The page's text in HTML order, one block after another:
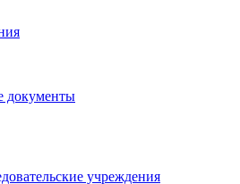
документы
учреждения